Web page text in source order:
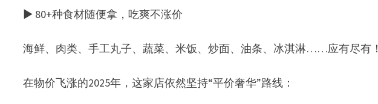
▶ 80+种食材随便拿，吃爽不涨价
海鲜、肉类、手工丸子、蔬菜、米饭、炒面、油条、冰淇淋……应有尽有！
在物价飞涨的2025年，这家店依然坚持“平价奢华”路线：